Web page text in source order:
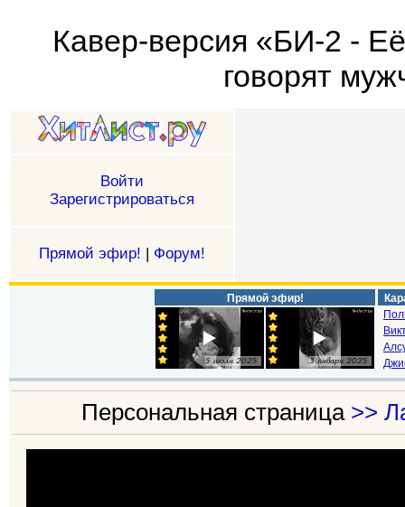
Кавер-версия «БИ-2 -
говорят
Войти
Зарегистрироваться
Прямой эфир! | Форум!
Прямой эфир!
Персональная страница >>